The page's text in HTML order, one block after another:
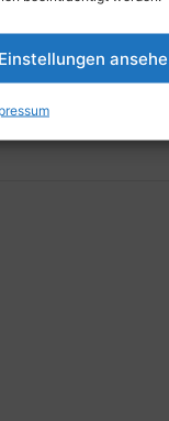
Einstellungen